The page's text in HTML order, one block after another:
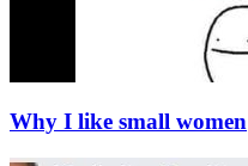
Why I like small women